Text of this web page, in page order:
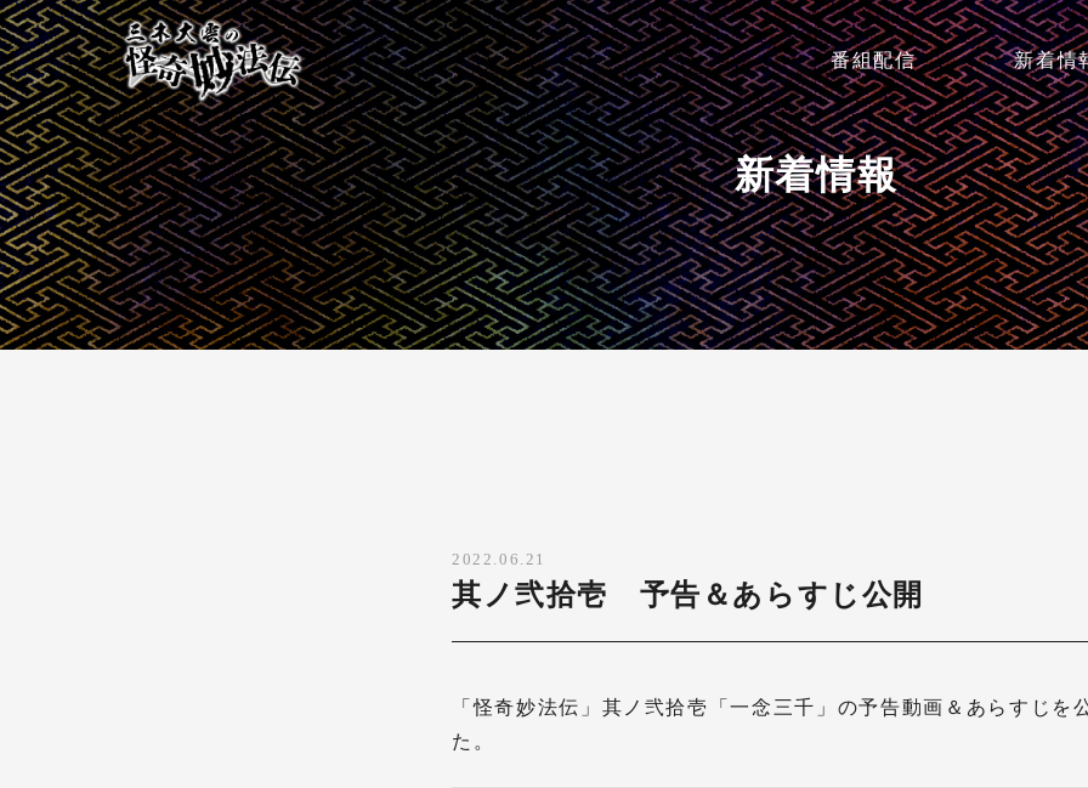
番組配信 新着情
新着情報
2022.06.21
其ノ弐拾壱 予告＆あらすじ公開
「怪奇妙法伝」其ノ弐拾壱「一念三千」の予告動画＆あらすじを
た。